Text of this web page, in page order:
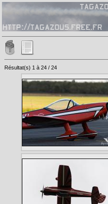
Résultat(s) 1 à 24 / 24